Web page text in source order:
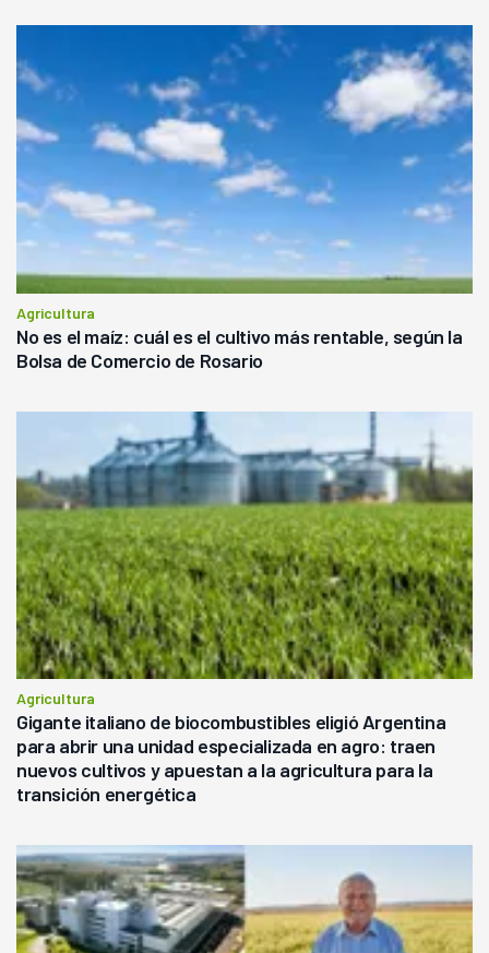
Agricultura
No es el maíz: cuál es el cultivo más rentable, según la
Bolsa de Comercio de Rosario
Agricultura
Gigante italiano de biocombustibles eligió Argentina
para abrir una unidad especializada en agro: traen
nuevos cultivos y apuestan a la agricultura para la
transición energética